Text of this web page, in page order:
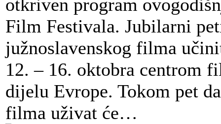
otkriven program
Film Festivala. Jubilarni
južnoslavenskog filma
12. – 16. oktobra centrom
dijelu Evrope. Tokom pet
filma uživat će…